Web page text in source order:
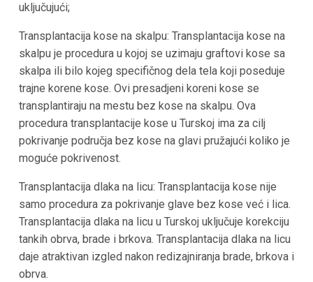
uključujući;
Transplantacija kose na skalpu: Transplantacija kose na
skalpu je procedura u kojoj se uzimaju graftovi kose sa
skalpa ili bilo kojeg specifičnog dela tela koji poseduje
trajne korene kose. Ovi presadjeni koreni kose se
transplantiraju na mestu bez kose na skalpu. Ova
procedura transplantacije kose u Turskojima za cilj
pokrivanje područja bez kose na glavi pružajući koliko je
moguće pokrivenost.
Transplantacija dlaka na licu: Transplantacija kose nije
samo procedura za pokrivanje glave bez kose već i lica.
Transplantacija dlaka na licu u Turskojuključuje korekciju
tankih obrva, brade i brkova. Transplantacija dlaka na licu
daje atraktivan izgled nakon redizajniranja brade, brkova i
obrva.